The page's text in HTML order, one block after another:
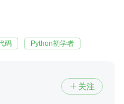
码 Python初学者
 关注